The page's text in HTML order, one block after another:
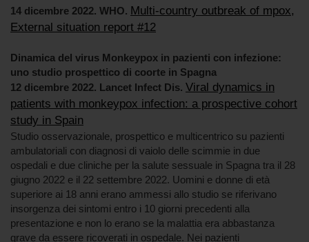
14 dicembre 2022. WHO. Multi-country outbreak of mpox,
External situation report #12
Dinamica del virus Monkeypox in pazienti con infezione:
uno studio prospettico di coorte in Spagna
12 dicembre 2022. Lancet Infect Dis. Viral dynamics in
patients with monkeypox infection: a prospective cohort
study in Spain
Studio osservazionale, prospettico e multicentrico su pazienti
ambulatoriali con diagnosi di vaiolo delle scimmie in due
ospedali e due cliniche per la salute sessuale in Spagna tra il 28
giugno 2022 e il 22 settembre 2022. Uomini e donne di età
superiore ai 18 anni erano ammessi allo studio se riferivano
insorgenza dei sintomi entro i 10 giorni precedenti alla
presentazione e non lo erano se la malattia era abbastanza
grave da essere ricoverati in ospedale. Nei pazienti